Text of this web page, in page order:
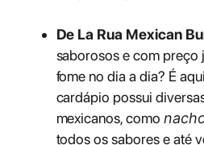
De La Rua Mexican
saborosos e com preço
fome no dia a dia? É
cardápio possui
mexicanos, como
todos os sabores e até